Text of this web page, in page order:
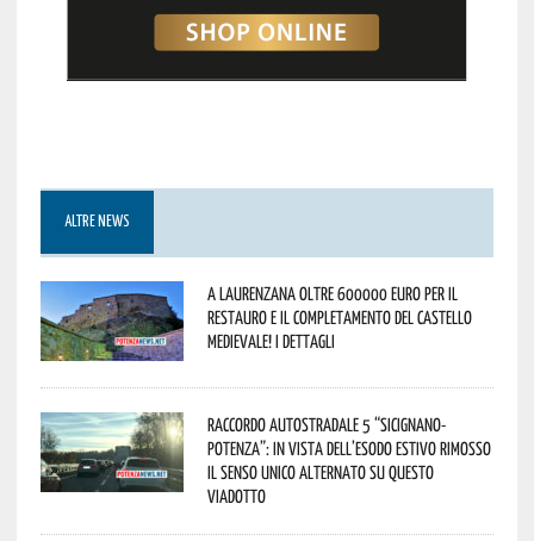
ALTRE NEWS
A Laurenzana oltre 600000 euro per il
restauro e il completamento del Castello
Medievale! I dettagli
Raccordo Autostradale 5 “Sicignano-
Potenza”: in vista dell’esodo estivo rimosso
il senso unico alternato su questo
viadotto